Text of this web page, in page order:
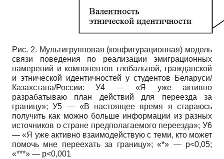
Рис. 2. Мультигрупповая (конфигурационная) модель
связи поведения по реализации эмиграционных
намерений и компонентов глобальной, гражданской
и этнической идентичностей у студентов Беларуси/
Казахстана/России: У4 — «Я уже активно
разрабатываю план действий для переезда за
границу»; У5 — «В настоящее время я стараюсь
получить как можно больше информации из разных
источников о стране предполагаемого переезда»; У6
— «Я уже активно взаимодействую с теми, кто может
помочь мне переехать за границу»; «*» — p<0,05;
«***» — p<0,001